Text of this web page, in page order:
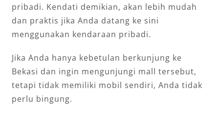
pribadi. Kendati demikian, akan lebih mudah
dan praktis jika Anda datang ke sini
menggunakan kendaraan pribadi.
Jika Anda hanya kebetulan berkunjung ke
Bekasi dan ingin mengunjungi mall tersebut,
tetapi tidak memiliki mobil sendiri, Anda tidak
perlu bingung.